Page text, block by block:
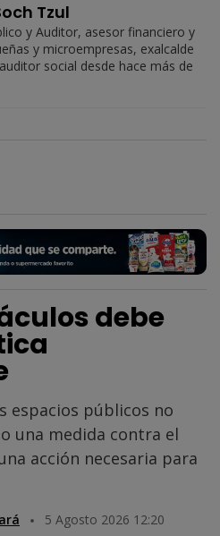
Tzul
y Auditor, asesor financiero y
y microempresas, exalcalde
social desde hace más de
debe
espacios públicos no
una medida contra el
acción necesaria para
5 Agosto 2026 12:20